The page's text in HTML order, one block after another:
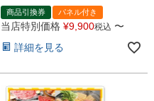
商品引換券 パネル付き
当店特別価格 ¥9,900税込 〜
詳細を見る